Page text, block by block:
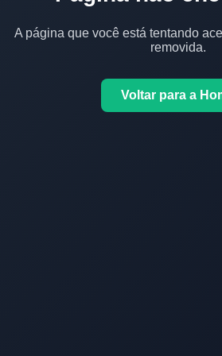
A página que você está tentando
removida.
Voltar para a